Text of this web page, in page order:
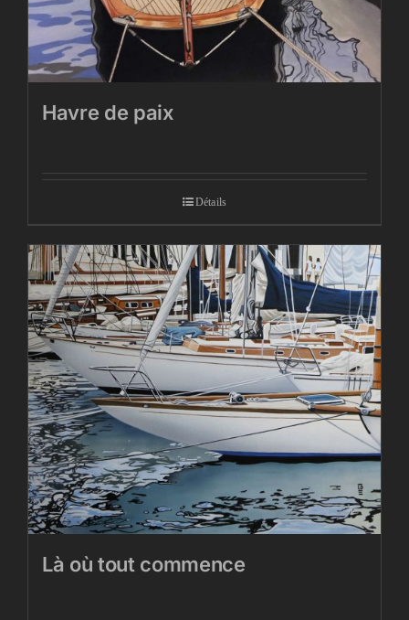
Havre de paix
Détails
Là où tout commence